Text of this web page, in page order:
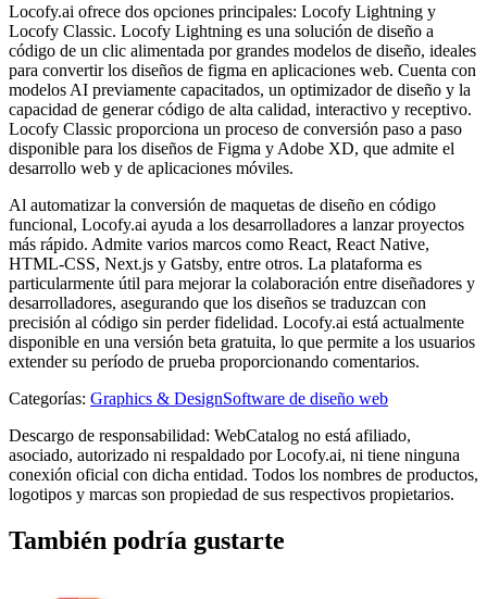
Locofy.ai ofrece dos opciones principales: Locofy Lightning y
Locofy Classic. Locofy Lightning es una solución de diseño a
código de un clic alimentada por grandes modelos de diseño, ideales
para convertir los diseños de figma en aplicaciones web. Cuenta con
modelos AI previamente capacitados, un optimizador de diseño y la
capacidad de generar código de alta calidad, interactivo y receptivo.
Locofy Classic proporciona un proceso de conversión paso a paso
disponible para los diseños de Figma y Adobe XD, que admite el
desarrollo web y de aplicaciones móviles.
Al automatizar la conversión de maquetas de diseño en código
funcional, Locofy.ai ayuda a los desarrolladores a lanzar proyectos
más rápido. Admite varios marcos como React, React Native,
HTML-CSS, Next.js y Gatsby, entre otros. La plataforma es
particularmente útil para mejorar la colaboración entre diseñadores y
desarrolladores, asegurando que los diseños se traduzcan con
precisión al código sin perder fidelidad. Locofy.ai está actualmente
disponible en una versión beta gratuita, lo que permite a los usuarios
extender su período de prueba proporcionando comentarios.
Categorías: Graphics & DesignSoftware de diseño web
Descargo de responsabilidad: WebCatalog no está afiliado,
asociado, autorizado ni respaldado por Locofy.ai, ni tiene ninguna
conexión oficial con dicha entidad. Todos los nombres de productos,
logotipos y marcas son propiedad de sus respectivos propietarios.
También podría gustarte